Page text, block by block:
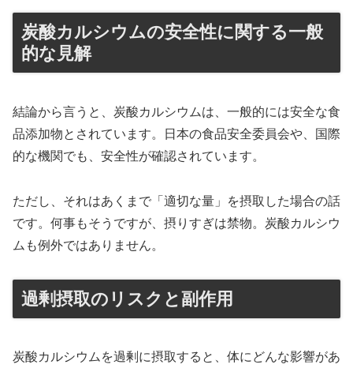
炭酸カルシウムの安全性に関する一般
的な見解
結論から言うと、炭酸カルシウムは、一般的には安全な食
品添加物とされています。日本の食品安全委員会や、国際
的な機関でも、安全性が確認されています。
ただし、それはあくまで「適切な量」を摂取した場合の話
です。何事もそうですが、摂りすぎは禁物。炭酸カルシウ
ムも例外ではありません。
過剰摂取のリスクと副作用
炭酸カルシウムを過剰に摂取すると、体にどんな影響があ